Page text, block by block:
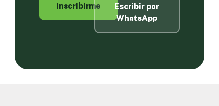
Inscribirme
Escribir por
WhatsApp